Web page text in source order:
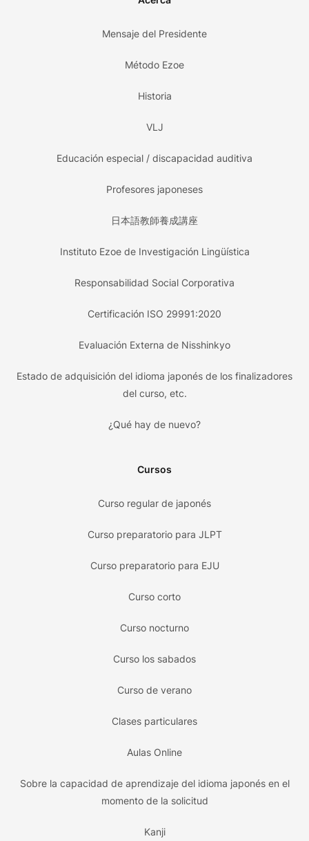
Mensaje del Presidente
Método Ezoe
Historia
VLJ
Educación especial / discapacidad auditiva
Profesores japoneses
日本語教師養成講座
Instituto Ezoe de Investigación Lingüística
Responsabilidad Social Corporativa
Certificación ISO 29991:2020
Evaluación Externa de Nisshinkyo
Estado de adquisición del idioma japonés de los finalizadores
del curso, etc.
¿Qué hay de nuevo?
Cursos
Curso regular de japonés
Curso preparatorio para JLPT
Curso preparatorio para EJU
Curso corto
Curso nocturno
Curso los sabados
Curso de verano
Clases particulares
Aulas Online
Sobre la capacidad de aprendizaje del idioma japonés en el
momento de la solicitud
Kanji